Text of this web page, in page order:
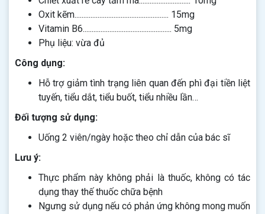
Oxit kẽm..................................................... 15mg
Vitamin B6.................................................. 5mg
Phụ liệu: vừa đủ
Công dụng:
Hỗ trợ giảm tình trạng liên quan đến phì đại tiền liệt
tuyến, tiểu dắt, tiểu buốt, tiểu nhiều lần…
Đối tượng sử dụng:
Uống 2 viên/ngày hoặc theo chỉ dẫn của bác sĩ
Lưu ý:
Thực phẩm này không phải là thuốc, không có tác
dụng thay thế thuốc chữa bệnh
Ngưng sử dụng nếu có phản ứng không mong muốn